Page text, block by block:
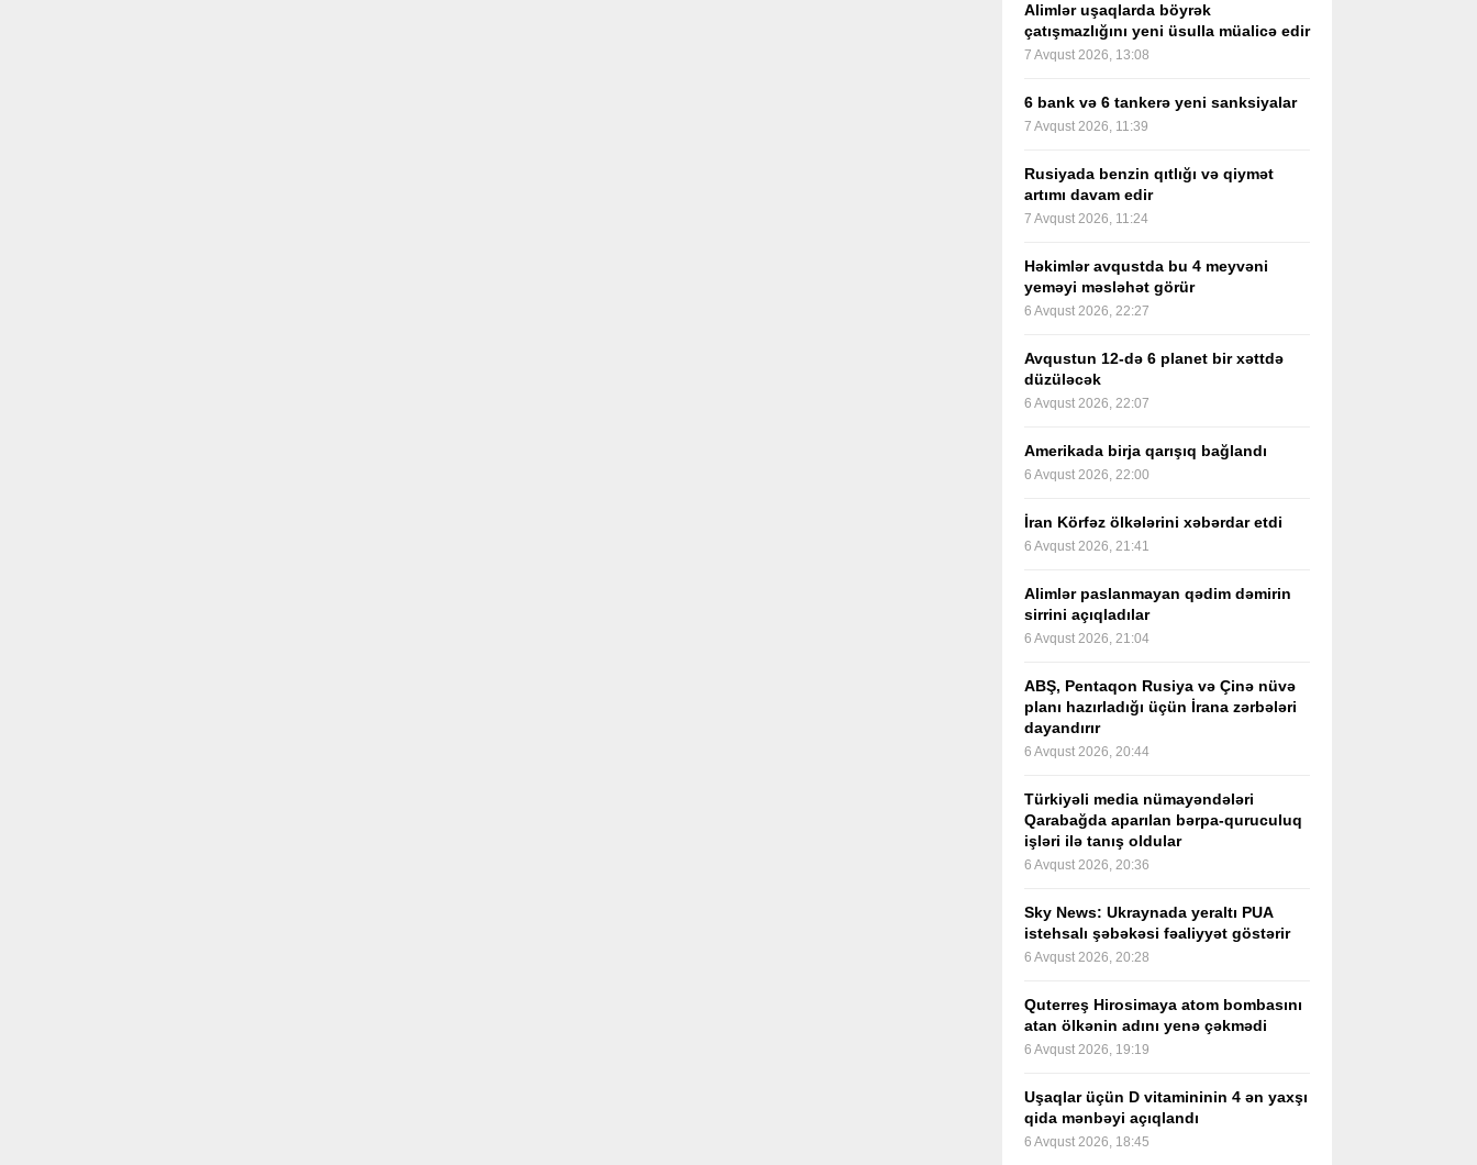
Alimlər uşaqlarda böyrək
çatışmazlığını yeni üsulla müalicə edir
7 Avqust 2026, 13:08
6 bank və 6 tankerə yeni sanksiyalar
7 Avqust 2026, 11:39
Rusiyada benzin qıtlığı və qiymət
artımı davam edir
7 Avqust 2026, 11:24
Həkimlər avqustda bu 4 meyvəni
yeməyi məsləhət görür
6 Avqust 2026, 22:27
Avqustun 12-də 6 planet bir xəttdə
düzüləcək
6 Avqust 2026, 22:07
Amerikada birja qarışıq bağlandı
6 Avqust 2026, 22:00
İran Körfəz ölkələrini xəbərdar etdi
6 Avqust 2026, 21:41
Alimlər paslanmayan qədim dəmirin
sirrini açıqladılar
6 Avqust 2026, 21:04
ABŞ, Pentaqon Rusiya və Çinə nüvə
planı hazırladığı üçün İrana zərbələri
dayandırır
6 Avqust 2026, 20:44
Türkiyəli media nümayəndələri
Qarabağda aparılan bərpa-quruculuq
işləri ilə tanış oldular
6 Avqust 2026, 20:36
Sky News: Ukraynada yeraltı PUA
istehsalı şəbəkəsi fəaliyyət göstərir
6 Avqust 2026, 20:28
Quterreş Hirosimaya atom bombasını
atan ölkənin adını yenə çəkmədi
6 Avqust 2026, 19:19
Uşaqlar üçün D vitamininin 4 ən yaxşı
qida mənbəyi açıqlandı
6 Avqust 2026, 18:45